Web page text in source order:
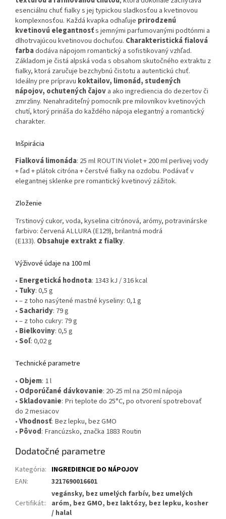
esenciálnu chuť fialky s jej typickou sladkosťou a kvetinovou
komplexnosťou. Každá kvapka odhaľuje prirodzenú
kvetinovú elegantnosťs jemnými parfumovanými podtónmi a
dlhotrvajúcou kvetinovou dochuťou. Charakteristická fialová
farbadodáva nápojom romantický a sofistikovaný vzhľad.
Základom je čistá alpská voda s obsahom skutočného extraktu z
fialky, ktorá zaručuje bezchybnú čistotu a autentickú chuť.
Ideálny pre prípravu koktailov, limonád, studených
nápojov, ochutených čajova ako ingrediencia do dezertov či
zmrzliny. Nenahraditeľný pomocník pre milovníkov kvetinových
chutí, ktorý prináša do každého nápoja elegantný a romantický
charakter.
Inšpirácia
Fialková limonáda: 25 ml ROUTIN Violet + 200 ml perlivej vody
+ ľad + plátok citróna + čerstvé fialky na ozdobu. Podávať v
elegantnej sklenke pre romantický kvetinový zážitok.
Zloženie
Trstinový cukor, voda, kyselina citrónová, arómy, potravinárske
farbivo: červená ALLURA (E129), brilantná modrá
(E133). Obsahuje extrakt z fialky.
Výživové údaje na 100 ml
• Energetická hodnota: 1343 kJ / 316 kcal
• Tuky: 0,5 g
• – z toho nasýtené mastné kyseliny: 0,1 g
•Sacharidy: 79 g
• – z toho cukry: 79 g
• Bielkoviny: 0,5 g
•Soľ: 0,02 g
Technické parametre
• Objem: 1 l
• Odporúčané dávkovanie: 20-25 ml na 250 ml nápoja
•Skladovanie: Pri teplote do 25°C, po otvorení spotrebovať
do 2 mesiacov
•Vhodnosť: Bez lepku, bez GMO
• Pôvod: Francúzsko, značka 1883 Routin
Dodatočné parametre
Kategória: INGREDIENCIE DO NÁPOJOV
EAN: 3217690016601
Certifikát::
vegánsky, bez umelých farbív, bez umelých
aróm, bez GMO, bez laktózy, bez lepku, kosher
/ halal